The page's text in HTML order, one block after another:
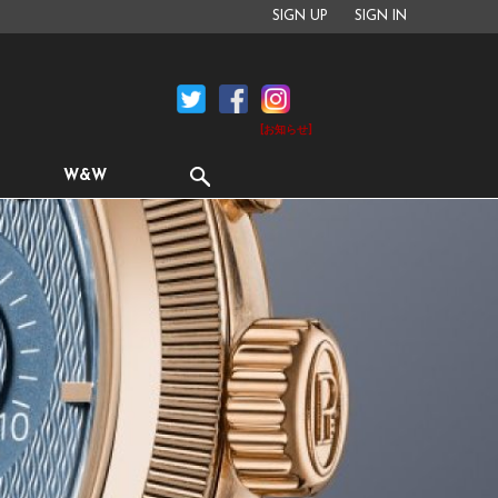
SIGN UP SIGN IN
[お知らせ]
W&W